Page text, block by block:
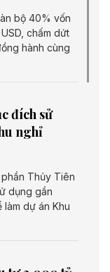
bộ 40% vốn
chấm dứt
hành cùng
đích sử
nghỉ
Thủy Tiên
dụng gần
làm dự án Khu